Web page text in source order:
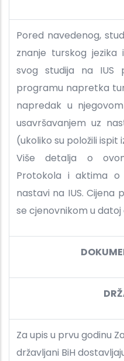
Pored navedenog,
znanje turskog
svog studija na IUS
programu napretka
napredak u
usavršavanjem uz
(ukoliko su položili ispit
Više detalja o
Protokola i aktima o
nastavi na IUS.
se cjenovnikom u
Za upis u prvu godinu
državljani BiH